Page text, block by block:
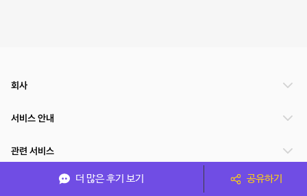
더 많은 후기 보기 공유하기
회사
서비스 안내
관련 서비스